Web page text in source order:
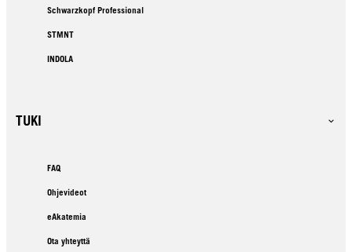
Schwarzkopf Professional
STMNT
INDOLA
TUKI
FAQ
Ohjevideot
eAkatemia
Ota yhteyttä